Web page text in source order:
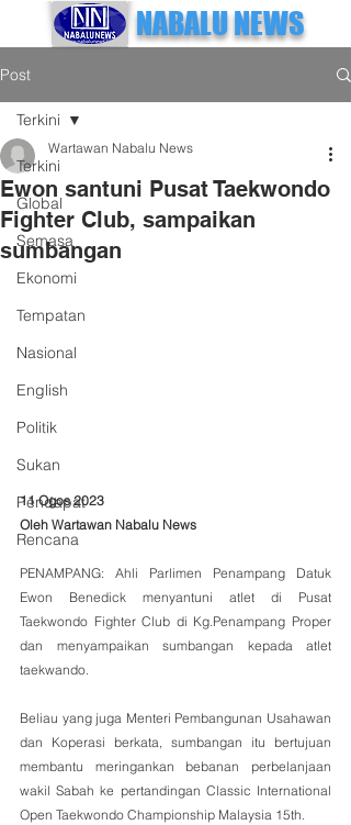
NABALU NEWS
Post
Terkini
Global
Semasa
Ekonomi
Tempatan
Nasional
English
Politik
Sukan
Pendapat
Rencana
Terkini
Ewon santuni Pusat Taekwondo
Fighter Club, sampaikan
sumbangan
Wartawan Nabalu News
11 Ogos 2023
Oleh Wartawan Nabalu News
PENAMPANG: Ahli Parlimen Penampang Datuk
Ewon Benedick menyantuni atlet di Pusat
Taekwondo Fighter Club di Kg.Penampang Proper
dan menyampaikan sumbangan kepada atlet
taekwando.
Beliau yang juga Menteri Pembangunan Usahawan
dan Koperasi berkata, sumbangan itu bertujuan
membantu meringankan bebanan perbelanjaan
wakil Sabah ke pertandingan Classic International
Open Taekwondo Championship Malaysia 15th.